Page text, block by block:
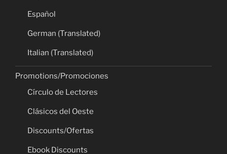
Español
German (Translated)
Italian (Translated)
Promotions/Promociones
Círculo de Lectores
Clásicos del Oeste
Discounts/Ofertas
Ebook Discounts